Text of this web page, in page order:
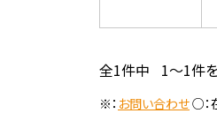
全1件中 1～1件
※： お問い合わせ○：